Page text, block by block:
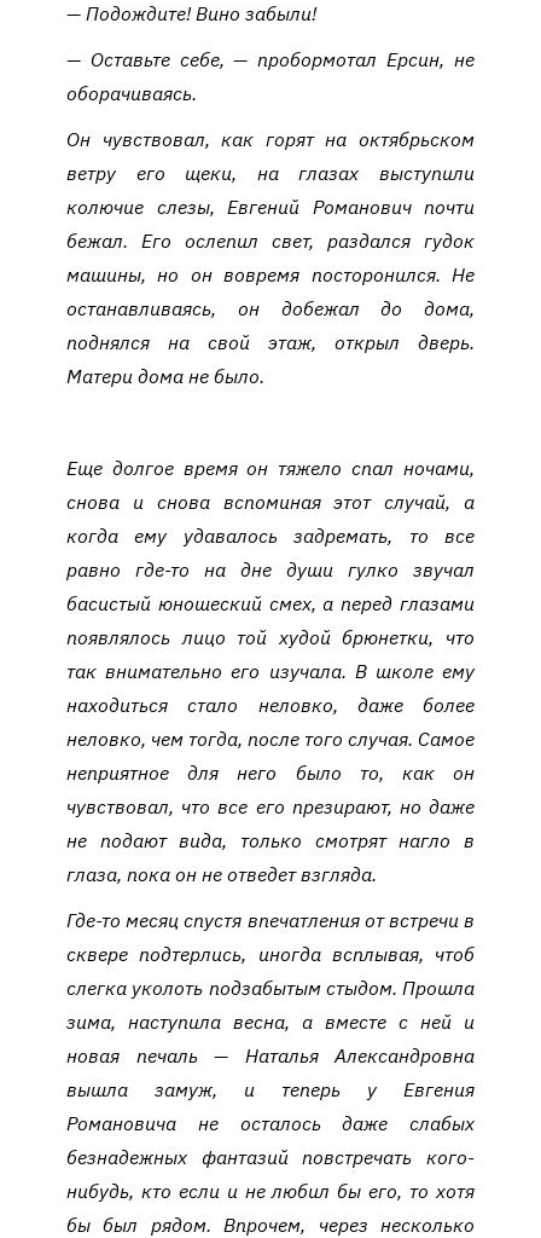
— Подождите! Вино забыли!
— Оставьте себе, — пробормотал Ерсин, не
оборачиваясь.
Он чувствовал, как горят на октябрьском
ветру его щеки, на глазах выступили
колючие слезы, Евгений Романович почти
бежал. Его ослепил свет, раздался гудок
машины, но он вовремя посторонился. Не
останавливаясь, он добежал до дома,
поднялся на свой этаж, открыл дверь.
Матери дома не было.
Еще долгое время он тяжело спал ночами,
снова и снова вспоминая этот случай, а
когда ему удавалось задремать, то все
равно где-то на дне души гулко звучал
басистый юношеский смех, а перед глазами
появлялось лицо той худой брюнетки, что
так внимательно его изучала. В школе ему
находиться стало неловко, даже более
неловко, чем тогда, после того случая. Самое
неприятное для него было то, как он
чувствовал, что все его презирают, но даже
не подают вида, только смотрят нагло в
глаза, пока он не отведет взгляда.
Где-то месяц спустя впечатления от встречи в
сквере подтерлись, иногда всплывая, чтоб
слегка уколоть подзабытым стыдом. Прошла
зима, наступила весна, а вместе с ней и
новая печаль — Наталья Александровна
вышла замуж, и теперь у Евгения
Романовича не осталось даже слабых
безнадежных фантазий повстречать кого-
нибудь, кто если и не любил бы его, то хотя
бы был рядом. Впрочем, через несколько